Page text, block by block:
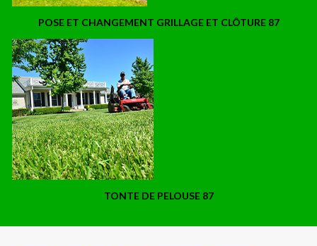
POSE ET CHANGEMENT GRILLAGE ET CLÔTURE 87
TONTE DE PELOUSE 87